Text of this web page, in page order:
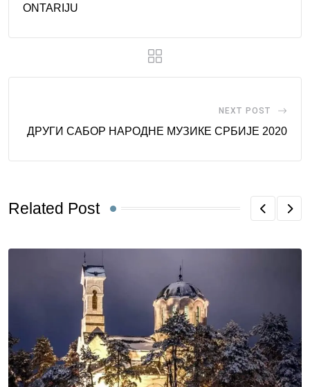
ONTARIJU
NEXT POST
ДРУГИ САБОР НАРОДНЕ МУЗИКЕ СРБИЈЕ 2020
Related Post